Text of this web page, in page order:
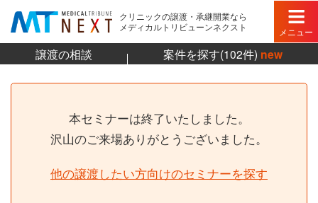
クリニックの譲渡・承継開業なら
メディカルトリビューンネクスト
メニュー
譲渡の相談 案件を探す(102件) new
本セミナーは終了いたしました。
沢山のご来場ありがとうございました。
他の譲渡したい方向けのセミナーを探す